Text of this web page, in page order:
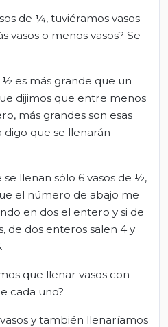
de ¼, tuviéramos vasos
vasos o menos vasos? Se
es más grande que un
dijimos que entre menos
más grandes son esas
que se llenarán
llenan sólo 6 vasos de ½,
el número de abajo me
en dos el entero y si de
de dos enteros salen 4 y
que llenar vasos con
cada uno?
y también llenaríamos